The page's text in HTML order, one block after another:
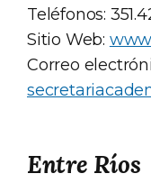
Teléfonos:
Sitio Web:
Correo
Entre Ríos